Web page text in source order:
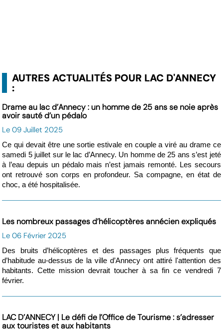
AUTRES ACTUALITÉS POUR LAC D'ANNECY
:
Drame au lac d’Annecy : un homme de 25 ans se noie après
avoir sauté d’un pédalo
Le 09 Juillet 2025
Ce qui devait être une sortie estivale en couple a viré au drame ce
samedi 5 juillet sur le lac d’Annecy. Un homme de 25 ans s’est jeté
à l’eau depuis un pédalo mais n’est jamais remonté. Les secours
ont retrouvé son corps en profondeur. Sa compagne, en état de
choc, a été hospitalisée.
Les nombreux passages d’hélicoptères annécien expliqués
Le 06 Février 2025
Des bruits d’hélicoptères et des passages plus fréquents que
d’habitude au-dessus de la ville d’Annecy ont attiré l'attention des
habitants. Cette mission devrait toucher à sa fin ce vendredi 7
février.
LAC D’ANNECY | Le défi de l’Office de Tourisme : s’adresser
aux touristes et aux habitants